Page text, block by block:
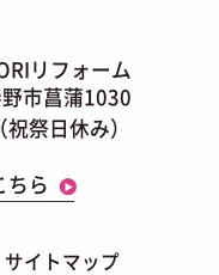
リフォーム
市菖蒲1030
祭日休み）
ちら
サイトマップ